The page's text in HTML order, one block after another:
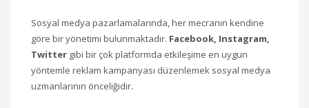
Sosyal medya pazarlamalarında, her mecranın kendine
göre bir yönetimi bulunmaktadır. Facebook, Instagram,
Twitter gibi bir çok platformda etkileşime en uygun
yöntemle reklam kampanyası düzenlemek sosyal medya
uzmanlarının önceliğidir.